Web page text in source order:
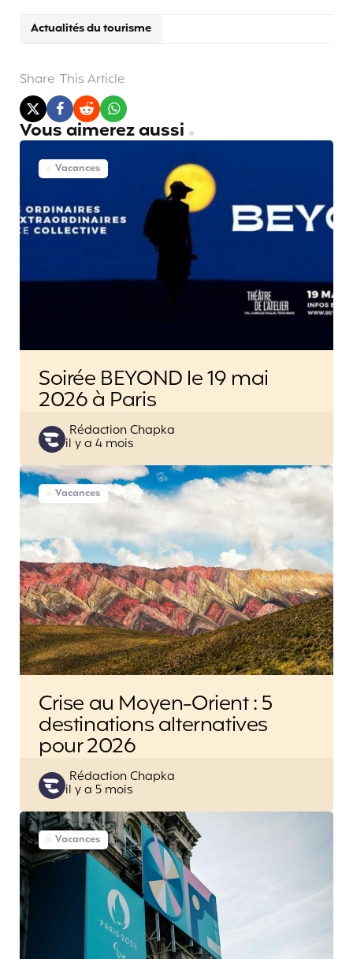
Actualités du tourisme
Share This Article
Vous aimerez aussi
Vacances
Soirée BEYOND le 19 mai
2026 à Paris
Posted
by
Rédaction Chapka
il y a 4 mois
Vacances
Crise au Moyen-Orient : 5
destinations alternatives
pour 2026
Posted
by
Rédaction Chapka
il y a 5 mois
Vacances